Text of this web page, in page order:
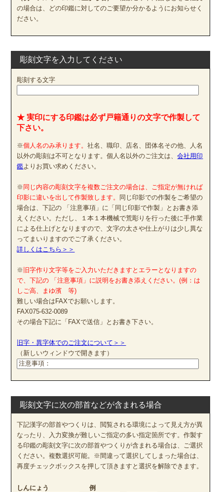
の場合は、どの印鑑に対してのご要望か分かるようにお知らせく
ださい。
彫刻文字を入力してください
彫刻する文字
★ 実印にする印鑑は必ず戸籍通りの文字で作製して
下さい。
※個人名のみ承ります。社名、職印、店名、団体名その他、人名
以外の彫刻は不可となります。個人名以外のご注文は、会社用印
鑑よりお買い求めください。
※ 同じ内容の彫刻文字を複数ご注文の場合は、ご指定が無ければ
印影に違いを出して作製致します。
同じ印影での作製をご希望の
場合は、下記の 「注意事項」に「同じ印影で作製」とお書き添
えください。ただし、１本１本機械で荒彫りを行った後に手作業
による仕上げとなりますので、文字の太さや仕上がりは少し異な
ってまいりますのでご了承ください。
詳しくはこちら＞＞
※ 旧字作り文字等をご入力いただきますとエラーとなりますの
で、下記の 「注意事項」に説明をお書き添えください。(例：は
しご高、まゆ濱 等)
難しい場合はFAXでお願いします。
FAX075-632-0089
その場合下記に「FAXで送信」とお書き下さい。
旧字・異字体でのご注文について＞＞
（新しいウィンドウで開きます）
彫刻文字に次の部首などが含まれる場合
下記漢字の部首やつくりは、閲覧される環境によって見え方が異
なったり、入力変換が難しいご指定の多い指定箇所です。作製す
る印鑑の彫刻文字に次の部首やつくりが含まれる場合は、ご選択
ください。複数選択可能。※間違って選択してしまった場合は、
再度チェックボックスを押して頂きますと選択を解除できます。
しんにょう 例